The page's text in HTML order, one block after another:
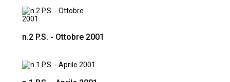
n.2 P.S. - Ottobre 2001